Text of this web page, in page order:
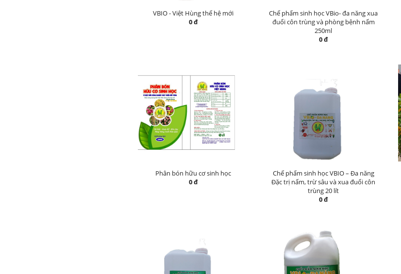
VBIO - Việt Hùng thế hệ mới
0 đ
Chế phẩm sinh học VBio- đa năng xua
đuổi côn trùng và phòng bệnh nấm
250ml
0 đ
Phân bón hữu cơ sinh học
0 đ
Chế phẩm sinh học VBIO – Đa năng
Đặc trị nấm, trừ sâu và xua đuổi côn
trùng 20 lít
0 đ